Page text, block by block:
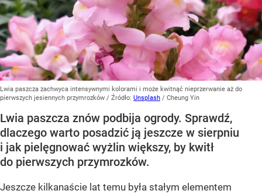
Lwia paszcza zachwyca intensywnymi kolorami i może kwitnąć nieprzerwanie aż do
pierwszych jesiennych przymrozków / Źródło: Unsplash / Cheung Yin
Lwia paszcza znów podbija ogrody. Sprawdź,
dlaczego warto posadzić ją jeszcze w sierpniu
i jak pielęgnować wyżlin większy, by kwitł
do pierwszych przymrozków.
Jeszcze kilkanaście lat temu była stałym elementem